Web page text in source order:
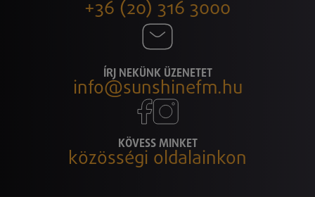
+36 (20) 316 3000
ÍRJ NEKÜNK ÜZENETET
info@sunshinefm.hu
KÖVESS MINKET
közösségi oldalainkon